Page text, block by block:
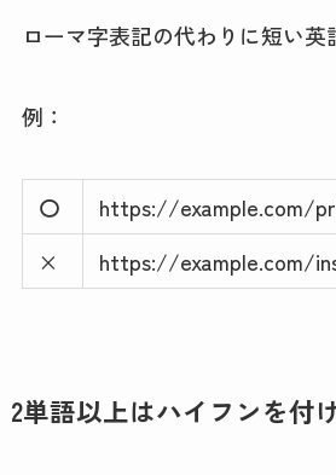
ローマ字表記の代わりに短い英
例：
〇
https://example.com/
×
https://example.com/
2単語以上はハイフンを付